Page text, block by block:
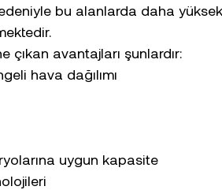
bu alanlarda daha
çıkan avantajları şunlardır:
hava dağılımı
uygun kapasite